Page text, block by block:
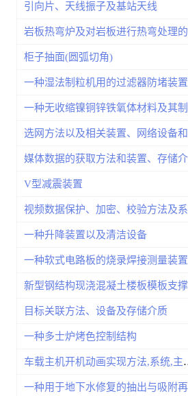
引向片、天线振子及基站天线
柜子抽面(圆弧切角)
一种湿法制粒机用的过滤器防堵装置
V型减震装置
一种升降装置以及清洁设备
一种软式电路板的烧录焊接测量装置
目标关联方法、设备及存储介质
一种多士炉烤色控制结构
车载主机开机